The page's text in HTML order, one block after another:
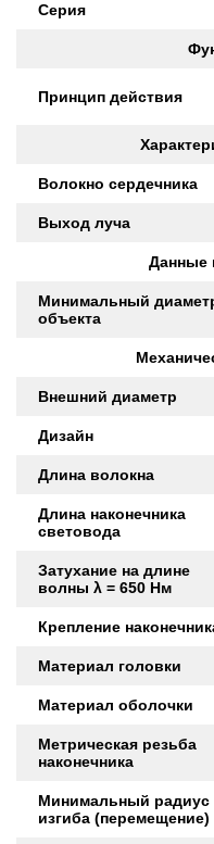
Серия
Принцип действия
Волокно сердечника
Выход луча
Данные
Минимальный
объекта
Внешний диаметр
Дизайн
Длина волокна
Длина наконечника
световода
Затухание на длине
волны λ = 650 Нм
Крепление
Материал головки
Материал оболочки
Метрическая резьба
наконечника
Минимальный радиус
изгиба (перемещение)